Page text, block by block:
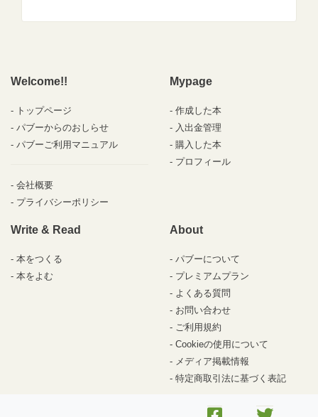
Welcome!!
トップページ
パブーからのおしらせ
パブーご利用マニュアル
会社概要
プライバシーポリシー
Mypage
作成した本
入出金管理
購入した本
プロフィール
Write & Read
本をつくる
本をよむ
About
パブーについて
プレミアムプラン
よくある質問
お問い合わせ
ご利用規約
Cookieの使用について
メディア掲載情報
特定商取引法に基づく表記